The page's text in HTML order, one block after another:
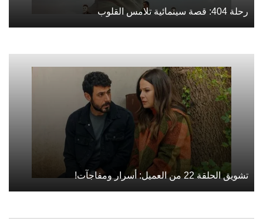
رحلة 404: قصة سينمائية تلامس القلوب
تشويق الحلقة 22 من العميل: أسرار ومفاجآت!